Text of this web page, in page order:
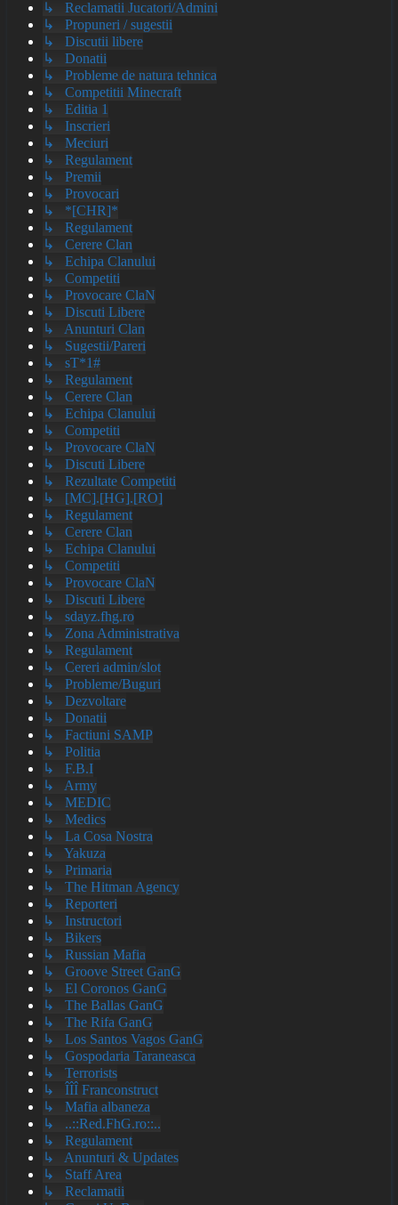
↳ Reclamatii Jucatori/Admini
↳ Propuneri / sugestii
↳ Discutii libere
↳ Donatii
↳ Probleme de natura tehnica
↳ Competitii Minecraft
↳ Editia 1
↳ Inscrieri
↳ Meciuri
↳ Regulament
↳ Premii
↳ Provocari
↳ *[CHR]*
↳ Regulament
↳ Cerere Clan
↳ Echipa Clanului
↳ Competiti
↳ Provocare ClaN
↳ Discuti Libere
↳ Anunturi Clan
↳ Sugestii/Pareri
↳ sT*1#
↳ Regulament
↳ Cerere Clan
↳ Echipa Clanului
↳ Competiti
↳ Provocare ClaN
↳ Discuti Libere
↳ Rezultate Competiti
↳ [MC].[HG].[RO]
↳ Regulament
↳ Cerere Clan
↳ Echipa Clanului
↳ Competiti
↳ Provocare ClaN
↳ Discuti Libere
↳ sdayz.fhg.ro
↳ Zona Administrativa
↳ Regulament
↳ Cereri admin/slot
↳ Probleme/Buguri
↳ Dezvoltare
↳ Donatii
↳ Factiuni SAMP
↳ Politia
↳ F.B.I
↳ Army
↳ MEDIC
↳ Medics
↳ La Cosa Nostra
↳ Yakuza
↳ Primaria
↳ The Hitman Agency
↳ Reporteri
↳ Instructori
↳ Bikers
↳ Russian Mafia
↳ Groove Street GanG
↳ El Coronos GanG
↳ The Ballas GanG
↳ The Rifa GanG
↳ Los Santos Vagos GanG
↳ Gospodaria Taraneasca
↳ Terrorists
↳ ÎÎÎ Franconstruct
↳ Mafia albaneza
↳ ..::Red.FhG.ro::..
↳ Regulament
↳ Anunturi & Updates
↳ Staff Area
↳ Reclamatii